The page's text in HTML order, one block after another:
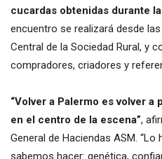
cucardas obtenidas durante
encuentro se realizará desde
Central de la Sociedad Rural, y
compradores, criadores y
“Volver a Palermo es volver a
en el centro de la escena”,
General de Haciendas ASM.
sabemos hacer: genética,